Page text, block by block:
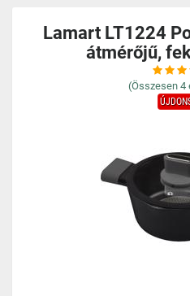
Lamart LT1224
átmérőjű,
(Összesen 4